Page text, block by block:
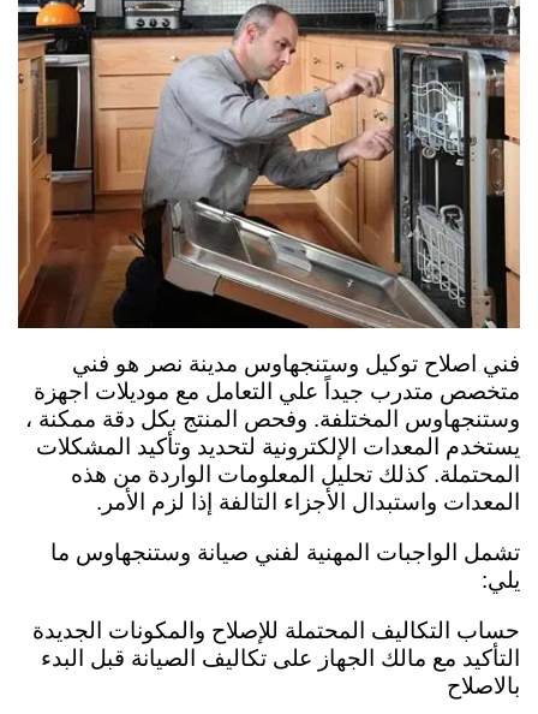
فني اصلاح توكيل وستنجهاوس مدينة نصر هو فني
متخصص متدرب جيداً علي التعامل مع موديلات اجهزة
وستنجهاوس المختلفة. وفحص المنتج بكل دقة ممكنة ،
يستخدم المعدات الإلكترونية لتحديد وتأكيد المشكلات
المحتملة. كذلك تحليل المعلومات الواردة من هذه
المعدات واستبدال الأجزاء التالفة إذا لزم الأمر.
تشمل الواجبات المهنية لفني صيانة وستنجهاوس ما
يلي:
حساب التكاليف المحتملة للإصلاح والمكونات الجديدة
التأكيد مع مالك الجهاز على تكاليف الصيانة قبل البدء
بالاصلاح